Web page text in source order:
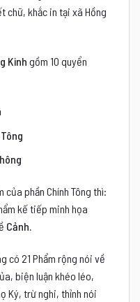
chữ, khắc in tại xã Hồng
Kinh gồm 10 quyển
phần Chính Tông thì:
kế tiếp minh họa
Cảnh.
có 21 Phẩm rộng nói về
biện luận khéo léo,
Ký, trừ nghi, thỉnh nói